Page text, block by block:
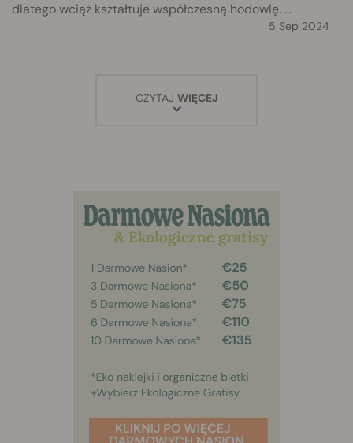
dlatego wciąż kształtuje współczesną hodowlę. ...
5 Sep 2024
CZYTAJ WIĘCEJ